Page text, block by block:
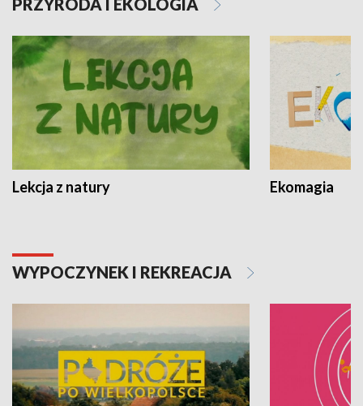
PRZYRODA I EKOLOGIA
Lekcja z natury Ekomagia
WYPOCZYNEK I REKREACJA